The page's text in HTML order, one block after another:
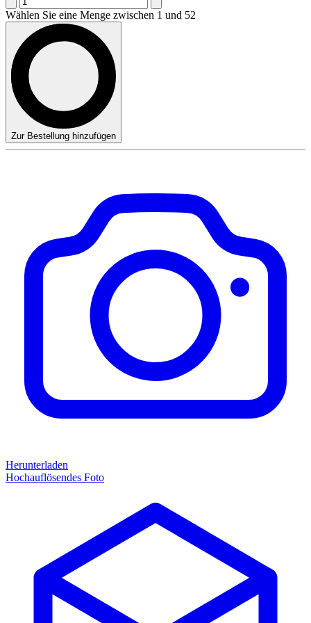
Wählen Sie eine Menge zwischen 1 und 52
Zur Bestellung hinzufügen
Herunterladen
Hochauflösendes Foto